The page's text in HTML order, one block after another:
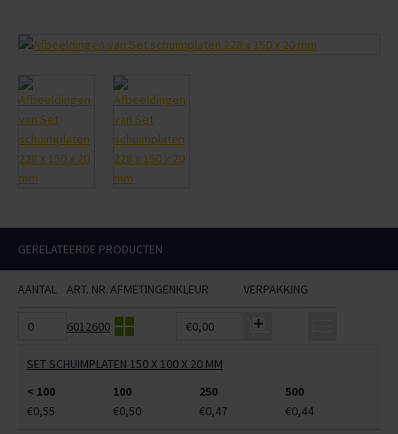
GERELATEERDE PRODUCTEN
AANTAL ART. NR.AFMETINGENKLEUR VERPAKKING
6012600 €0,00
SET SCHUIMPLATEN 150 X 100 X 20 MM
< 100
100 250
500
€0,55
€0,50 €0,47 €0,44